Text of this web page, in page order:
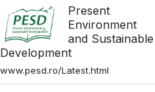
Present
Environment
and Sustainable
Development
www.pesd.ro/Latest.html